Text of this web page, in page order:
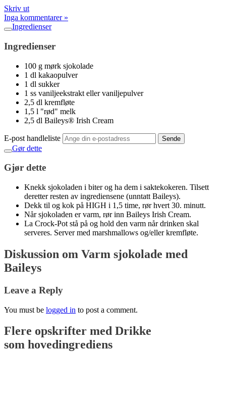
Skriv ut
Inga kommentarer »
Ingredienser
Ingredienser
100 g mørk sjokolade
1 dl kakaopulver
1 dl sukker
1 ss vaniljeekstrakt eller vaniljepulver
2,5 dl kremfløte
1,5 l "rød" melk
2,5 dl Baileys® Irish Cream
E-post handleliste Sende
Gør dette
Gjør dette
Knekk sjokoladen i biter og ha dem i saktekokeren. Tilsett
deretter resten av ingrediensene (unntatt Baileys).
Dekk til og kok på HIGH i 1,5 time, rør hvert 30. minutt.
Når sjokoladen er varm, rør inn Baileys Irish Cream.
La Crock-Pot stå på og hold den varm når drinken skal
serveres. Server med marshmallows og/eller kremfløte.
Diskussion om Varm sjokolade med
Baileys
Leave a Reply
You must be logged in to post a comment.
Flere opskrifter med Drikke
som hovedingrediens